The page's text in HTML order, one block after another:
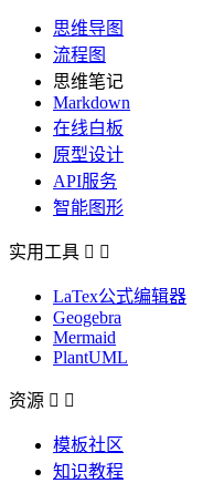
思维导图
流程图
思维笔记
Markdown
在线白板
原型设计
API服务
智能图形
实用工具  
LaTex公式编辑器
Geogebra
Mermaid
PlantUML
资源  
模板社区
知识教程